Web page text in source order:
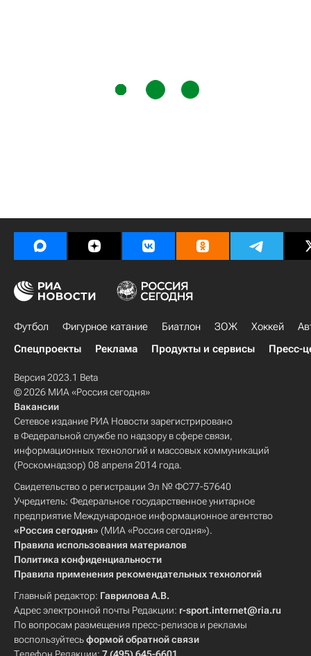
Футбол Фигурное катание Биатлон ЗОЖ Хоккей
Спецпроекты
Реклама Продукты и сервисы Пресс-
Версия 2023.1 Beta
© 2026 МИА «Россия сегодня»
Вакансии
Сетевое издание РИА Новости зарегистрировано
в Федеральной службе по надзору в сфере связи,
информационных технологий и массовых коммуникаций
(Роскомнадзор) 08 апреля 2014 года.
Свидетельство о регистрации Эл № ФС77-57640
Учредитель: Федеральное государственное унитарное
предприятие Международное информационное агентство
«Россия сегодня» (МИА «Россия сегодня»).
Правила использования материалов
Политика конфиденциальности
Правила применения рекомендательных технологий
Главный редактор: Гаврилова А.В.
Адрес электронной почты Редакции: r-sport.internet@ria.ru
По вопросам размещения пресс-релизов и рекламы
воспользуйтесьформой обратной связи